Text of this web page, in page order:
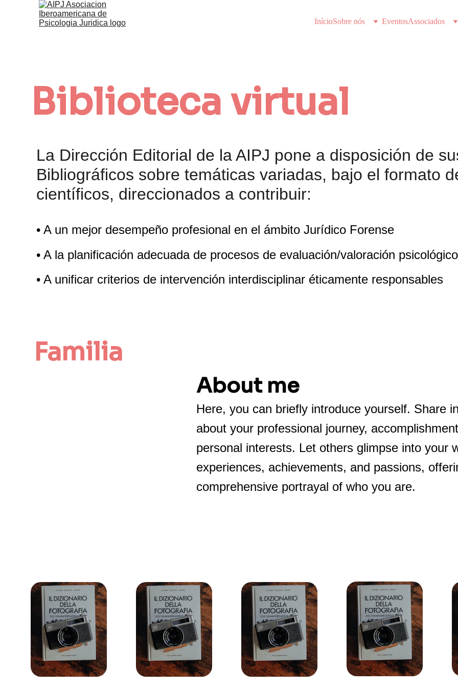
InícioSobre nós EventosAssociados
Biblioteca virtual
La Dirección Editorial de la AIPJ pone a disposición de
Bibliográficos sobre temáticas variadas, bajo el formato
científicos, direccionados a contribuir:
• A un mejor desempeño profesional en el ámbito Jurídico Forense
• A la planificación adecuada de procesos de evaluación/valoración
• A unificar criterios de intervención interdisciplinar éticamente responsables
About me
Here, you can briefly introduce yourself. Share
about your professional journey,
personal interests. Let others glimpse into your
experiences, achievements, and passions,
comprehensive portrayal of who you are.
Familia